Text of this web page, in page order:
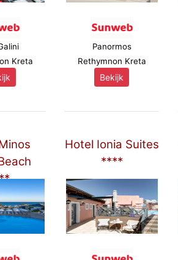
Kreta
Panormos
Rethymnon Kreta
Bekijk
Hotel Ionia Suites
****